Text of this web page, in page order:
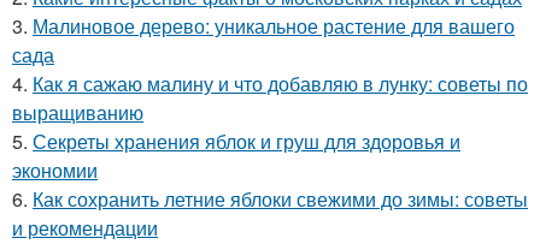
3. Малиновое дерево: уникальное растение для вашего
сада
4. Как я сажаю малину и что добавляю в лунку: советы по
выращиванию
5. Секреты хранения яблок и груш для здоровья и
экономии
6. Как сохранить летние яблоки свежими до зимы: советы
и рекомендации